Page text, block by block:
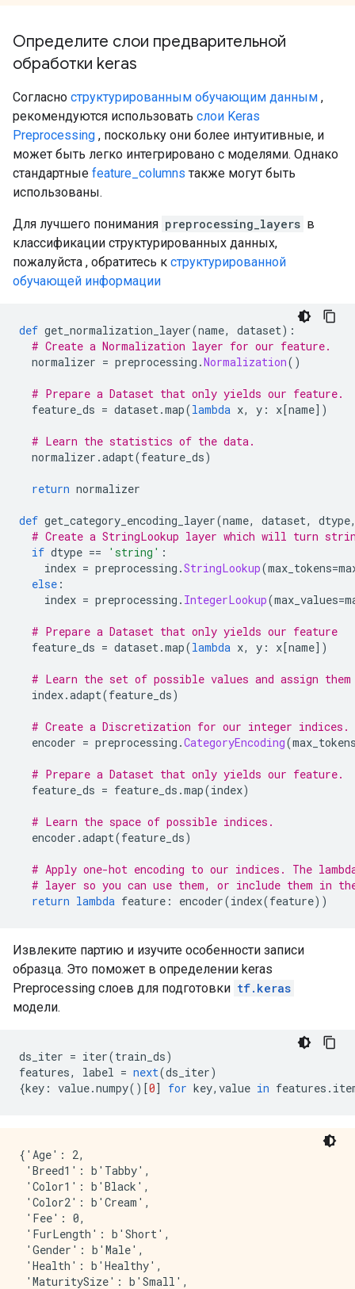
Определите слои предварительной
обработки keras
Согласно структурированным обучающим данным ,
рекомендуются использовать слои Keras
Preprocessing , поскольку они более интуитивные, и
может быть легко интегрировано с моделями. Однако
стандартные feature_columns также могут быть
использованы.
Для лучшего понимания preprocessing_layers в
классификации структурированных данных,
пожалуйста , обратитесь к структурированной
обучающей информации
def get_normalization_layer(name, dataset):
# Create a Normalization layer for our feature.
normalizer = preprocessing .Normalization()
# Prepare a Dataset that only yields our feature.
feature_ds = dataset.map(lambda x, y : x[name])
# Learn the statistics of the data.
normalizer .adapt(feature_ds)
return normalizer
def get_category_encoding_layer(name, dataset, dtype
# Create a StringLookup layer which will turn
if dtype == 'string' :
index = preprocessing .StringLookup(max_tokens=
else :
index = preprocessing . IntegerLookup(max_values=
# Prepare a Dataset that only yields our feature
feature_ds = dataset.map(lambda x, y : x[name])
# Learn the set of possible values and assign
index.adapt(feature_ds)
# Create a Discretization for our integer indices.
encoder = preprocessing .CategoryEncoding(
# Prepare a Dataset that only yields our feature.
feature_ds = feature_ds .map(index)
# Learn the space of possible indices.
encoder .adapt(feature_ds)
# Apply one-hot encoding to our indices. The
# layer so you can use them, or include them in
return lambda feature : encoder(index(feature))
Извлеките партию и изучите особенности записи
образца. Это поможет в определении keras
Preprocessing слоев для подготовки tf.keras
модели.
ds_iter = iter(train_ds)
features, label = next(ds_iter)
{key : value.numpy()[0] for key, value in features .
{'Age': 2,
'Breed1': b'Tabby',
'Color1': b'Black',
'Color2': b'Cream',
'Fee': 0,
'FurLength': b'Short',
'Gender': b'Male',
'Health': b'Healthy',
'MaturitySize': b'Small',